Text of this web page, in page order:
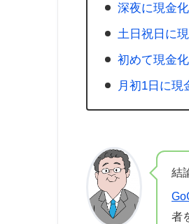
深夜に現金
土日祝日に
初めて現金
月初1日に現
結
者